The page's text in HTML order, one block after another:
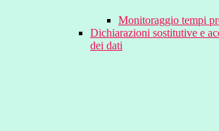
Monitoraggio tempi
Dichiarazioni sostitutive e
dei dati